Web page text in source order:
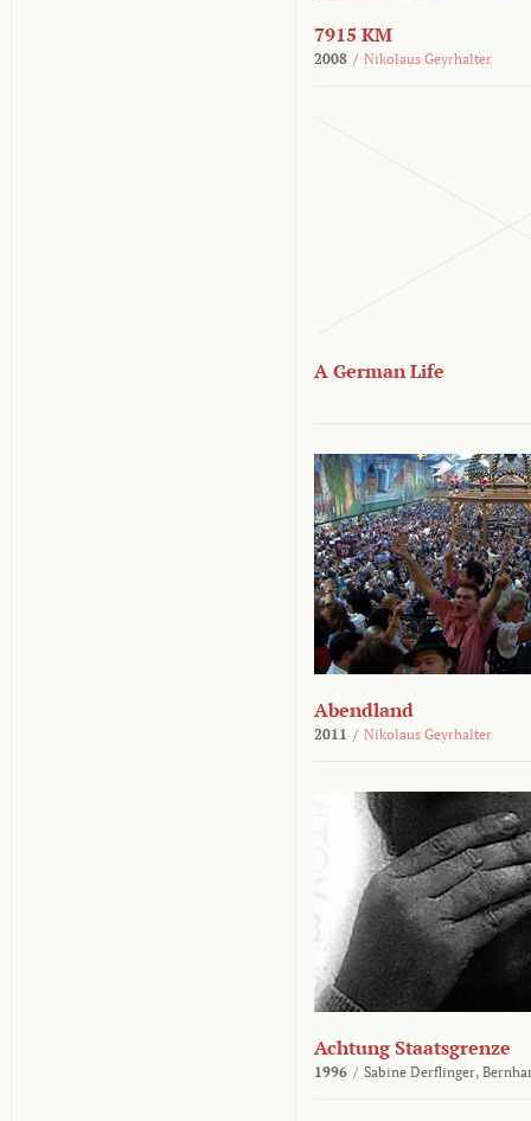
7915 KM
2008 / Nikolaus Geyrhalter
A German Life
Abendland
2011 / Nikolaus Geyrhalter
Achtung Staatsgrenze
1996 / Sabine Derflinger,